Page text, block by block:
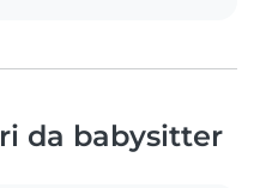
da babysitter